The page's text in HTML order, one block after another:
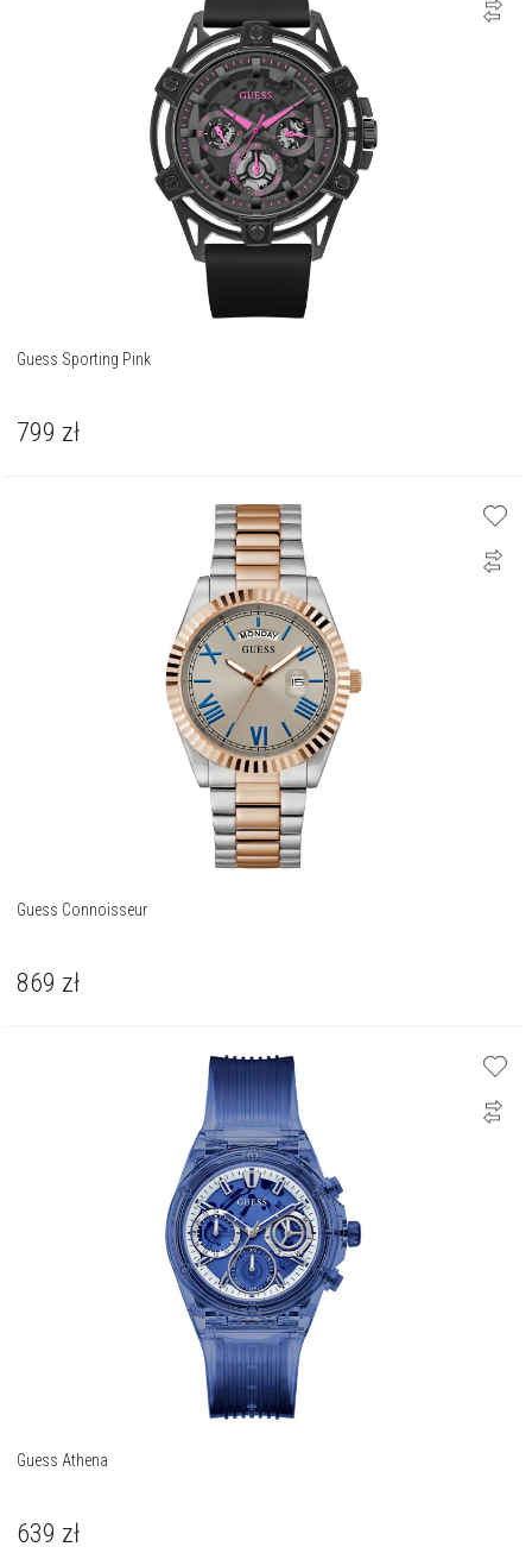
Guess Sporting Pink
799 zł
Guess Connoisseur
869 zł
Guess Athena
639 zł